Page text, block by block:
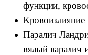
функции,
Кровоизлияние
Паралич
вялый паралич